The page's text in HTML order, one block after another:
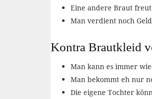
Eine andere Braut
Man verdient noch
Kontra Brautkleid
Man kann es immer
Man bekommt eh nur
Die eigene Tochter